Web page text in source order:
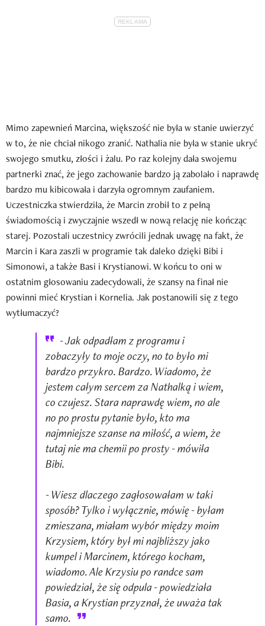
Mimo zapewnień Marcina, większość nie była w stanie uwierzyć
w to, że nie chciał nikogo zranić. Nathalia nie była w stanie ukryć
swojego smutku, złości i żalu. Po raz kolejny dała swojemu
partnerki znać, że jego zachowanie bardzo ją zabolało i naprawdę
bardzo mu kibicowała i darzyła ogromnym zaufaniem.
Uczestniczka stwierdziła, że Marcin zrobił to z pełną
świadomością i zwyczajnie wszedł w nową relację nie kończąc
starej. Pozostali uczestnicy zwrócili jednak uwagę na fakt, że
Marcin i Kara zaszli w programie tak daleko dzięki Bibi i
Simonowi, a także Basi i Krystianowi. W końcu to oni w
ostatnim głosowaniu zadecydowali, że szansy na finał nie
powinni mieć Krystian i Kornelia. Jak postanowili się z tego
wytłumaczyć?
- Jak odpadłam z programu i
zobaczyły to moje oczy, no to było mi
bardzo przykro. Bardzo. Wiadomo, że
jestem całym sercem za Nathalką i wiem,
co czujesz. Stara naprawdę wiem, no ale
no po prostu pytanie było, kto ma
najmniejsze szanse na miłość, a wiem, że
tutaj nie ma chemii po prosty - mówiła
Bibi.
- Wiesz dlaczego zagłosowałam w taki
sposób? Tylko i wyłącznie, mówię - byłam
zmieszana, miałam wybór między moim
Krzysiem, który był mi najbliższy jako
kumpel i Marcinem, którego kocham,
wiadomo. Ale Krzysiu po randce sam
powiedział, że się odpula - powiedziała
Basia, a Krystian przyznał, że uważa tak
samo.